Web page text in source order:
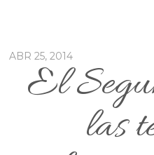
ABR 25, 2014
El
las